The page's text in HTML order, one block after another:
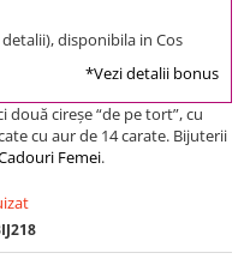
disponibila in Cos
*Vezi detalii bonus
cireşe “de pe tort”, cu
cu aur de 14 carate. Bijuterii
Femei.